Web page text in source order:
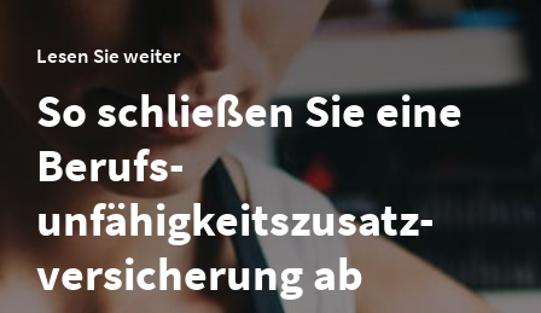
Lesen Sie weiter
So schließen Sie eine
Berufs­
unfähigkeitszusatz­­
versicherung ab